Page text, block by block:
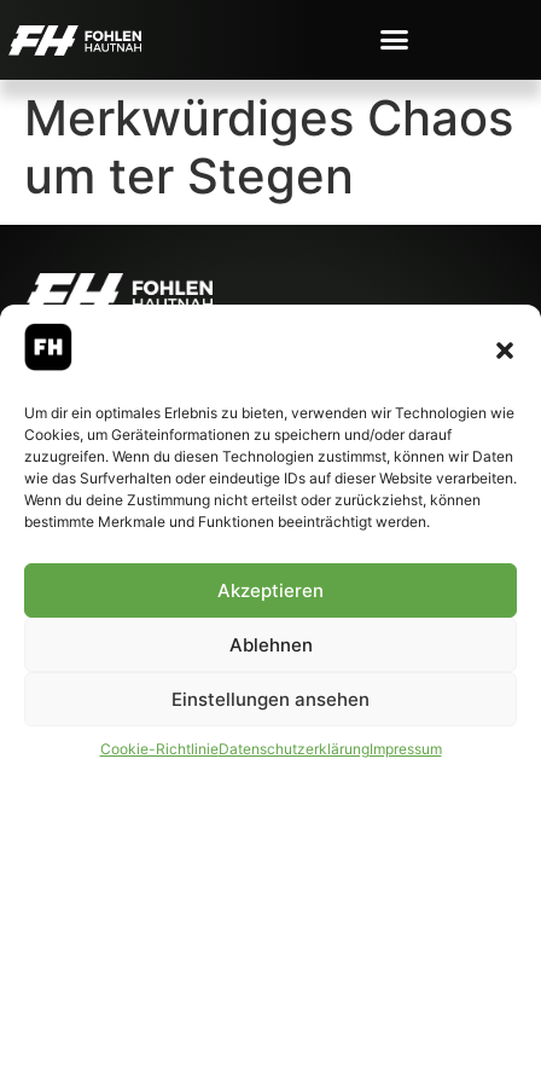
Um dir ein optimales Erlebnis zu bieten, verwenden wir Technologien wie
Cookies, um Geräteinformationen zu speichern und/oder darauf
zuzugreifen. Wenn du diesen Technologien zustimmst, können wir Daten
wie das Surfverhalten oder eindeutige IDs auf dieser Website verarbeiten.
Wenn du deine Zustimmung nicht erteilst oder zurückziehst, können
bestimmte Merkmale und Funktionen beeinträchtigt werden.
Akzeptieren
Ablehnen
Einstellungen ansehen
Cookie-RichtlinieDatenschutzerklärungImpressum
Merkwürdiges Chaos
um ter Stegen
© 2007-2026 Fohlen-Hautnah.de
– Alle rechte vorbehalten.
offiziell eingetragenes Magazin
bei der Deutschen
Nationalbibliothek (ISSN 1868-
8233). Nachdruck und
Weiterverarbeitung, auch
auszugsweise, nur mit
PARTNER WERDEN
AGB